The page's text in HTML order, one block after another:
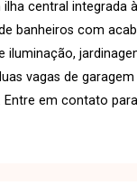
central integrada
banheiros com
iluminação,
vagas de
em contato